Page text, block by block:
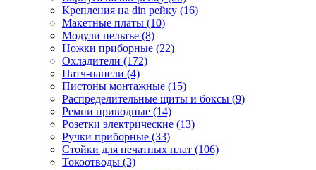
Крепления на din рейку (16)
Макетные платы (10)
Модули пельтье (8)
Ножки приборные (22)
Охладители (172)
Патч-панели (4)
Пистоны монтажные (15)
Распределительные щиты и боксы (9)
Ремни приводные (14)
Розетки электрические (13)
Ручки приборные (33)
Стойки для печатных плат (106)
Токоотводы (3)